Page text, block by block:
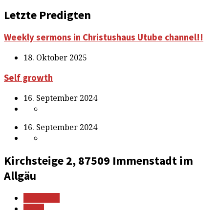
Letzte Predigten
Weekly sermons in Christushaus Utube channel!!
18. Oktober 2025
Self growth
16. September 2024
16. September 2024
Kirchsteige 2, 87509 Immenstadt im
Allgäu